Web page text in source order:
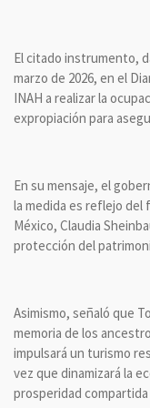
El citado instrumento,
marzo de 2026, en el
INAH a realizar la
expropiación para
En su mensaje, el
la medida es reflejo del
México, Claudia
protección del
Asimismo, señaló que
memoria de los
impulsará un turismo
vez que dinamizará la
prosperidad compartida